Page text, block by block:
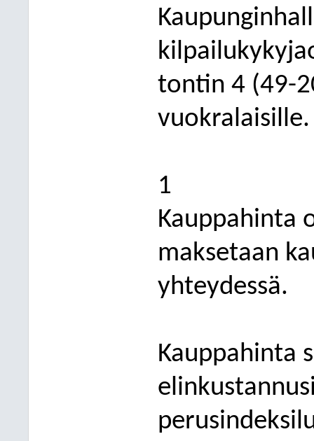
tontin 4 (49-
vuokralaisille.
1
Kauppahinta
maksetaan
yhteydessä.
Kauppahinta